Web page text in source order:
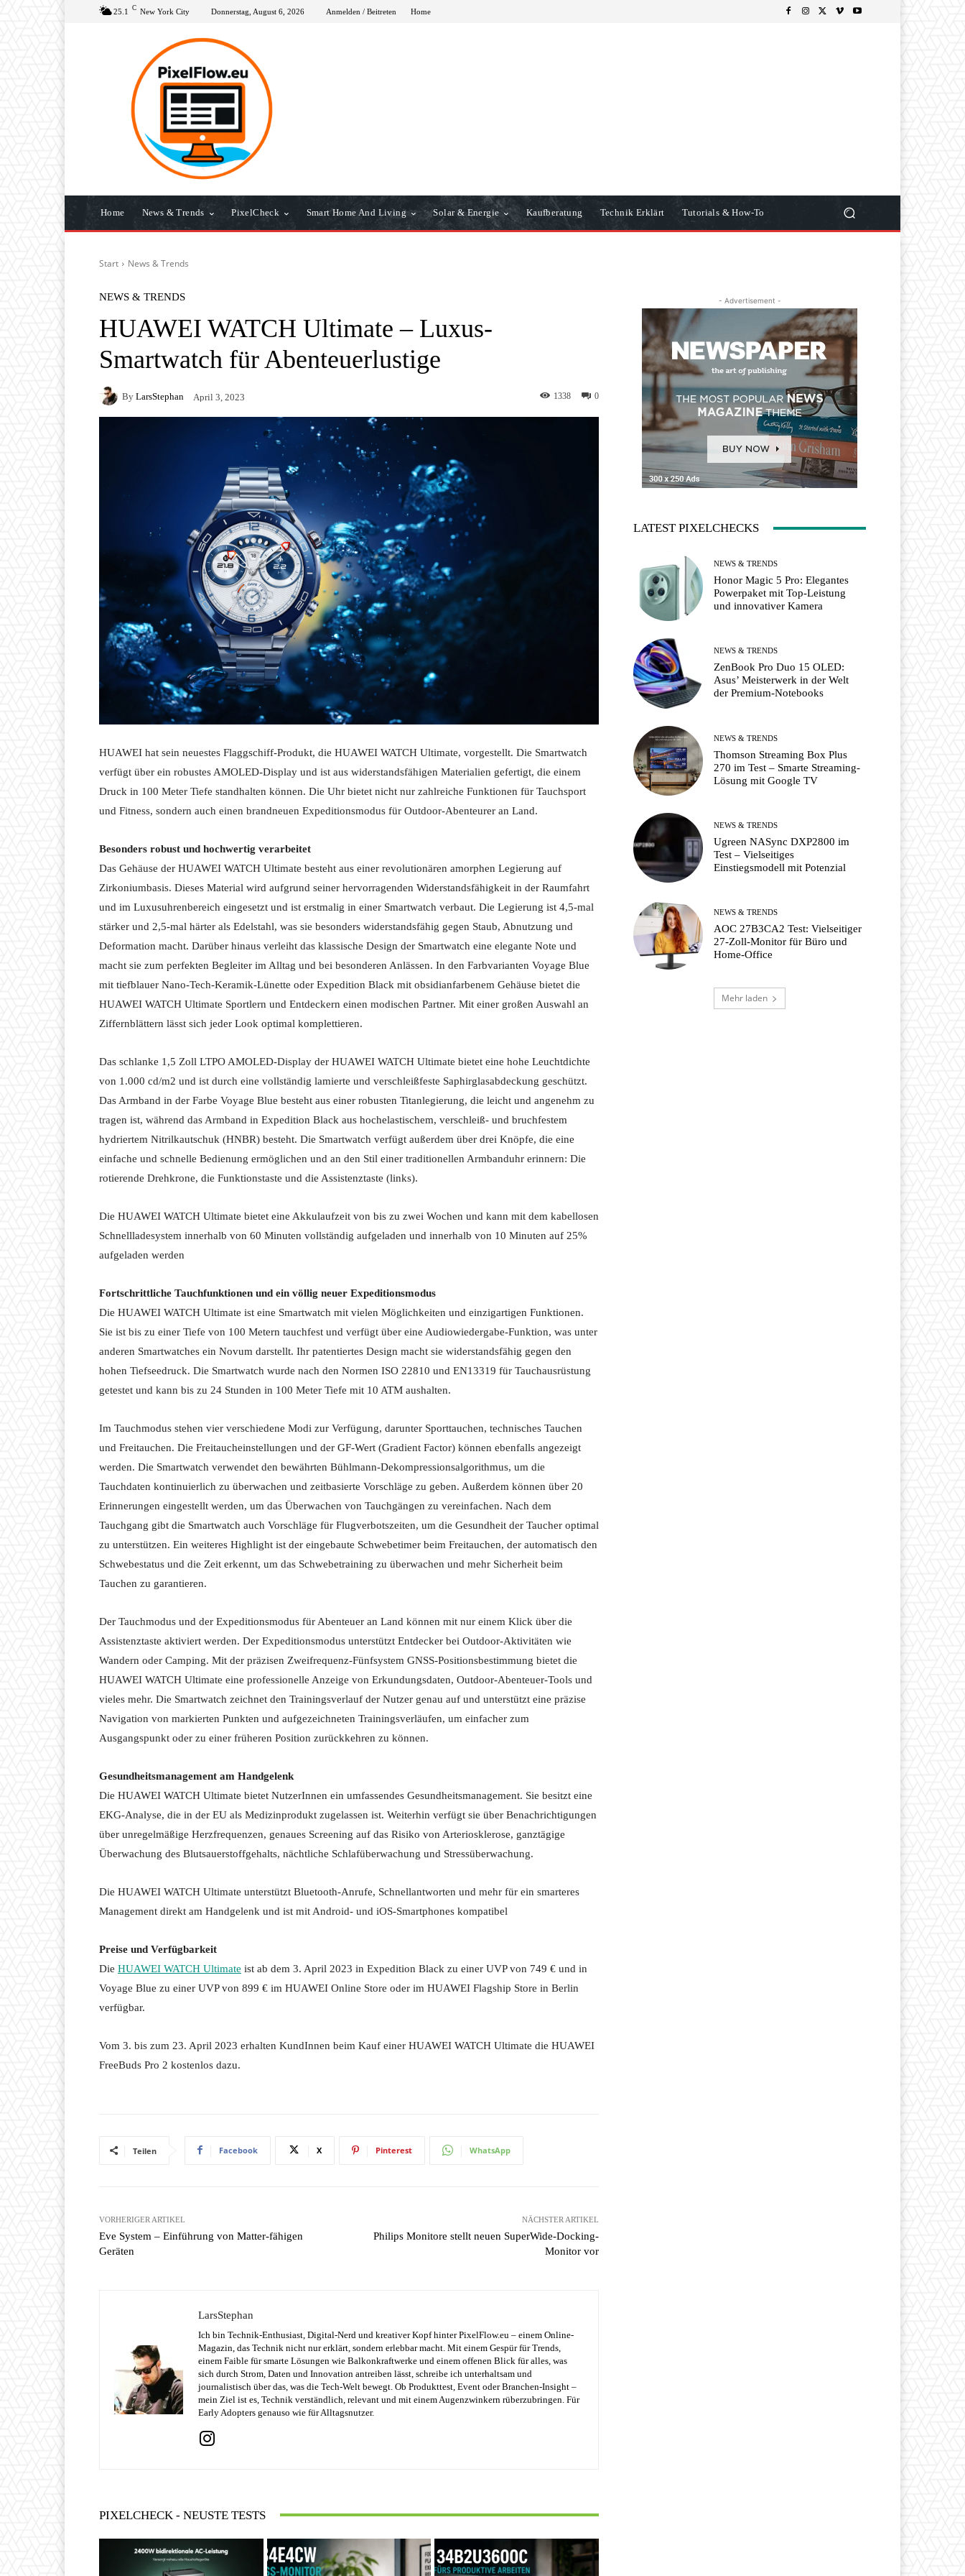
25.1 C New York City Donnerstag, August 6, 2026 Anmelden / Beitreten Home
Home News & Trends PixelCheck Smart Home And Living Solar & Energie Kaufberatung Technik Erklärt Tutorials & How-To
Start News & Trends
NEWS & TRENDS
HUAWEI WATCH Ultimate – Luxus-
Smartwatch für Abenteuerlustige
By LarsStephan April 3, 2023 0
1338
HUAWEI hat sein neuestes Flaggschiff-Produkt, die HUAWEI WATCH Ultimate, vorgestellt. Die Smartwatch
verfügt über ein robustes AMOLED-Display und ist aus widerstandsfähigen Materialien gefertigt, die einem
Druck in 100 Meter Tiefe standhalten können. Die Uhr bietet nicht nur zahlreiche Funktionen für Tauchsport
und Fitness, sondern auch einen brandneuen Expeditionsmodus für Outdoor-Abenteurer an Land.
Besonders robust und hochwertig verarbeitet
Das Gehäuse der HUAWEI WATCH Ultimate besteht aus einer revolutionären amorphen Legierung auf
Zirkoniumbasis. Dieses Material wird aufgrund seiner hervorragenden Widerstandsfähigkeit in der Raumfahrt
und im Luxusuhrenbereich eingesetzt und ist erstmalig in einer Smartwatch verbaut. Die Legierung ist 4,5-mal
stärker und 2,5-mal härter als Edelstahl, was sie besonders widerstandsfähig gegen Staub, Abnutzung und
Deformation macht. Darüber hinaus verleiht das klassische Design der Smartwatch eine elegante Note und
macht sie zum perfekten Begleiter im Alltag und bei besonderen Anlässen. In den Farbvarianten Voyage Blue
mit tiefblauer Nano-Tech-Keramik-Lünette oder Expedition Black mit obsidianfarbenem Gehäuse bietet die
HUAWEI WATCH Ultimate Sportlern und Entdeckern einen modischen Partner. Mit einer großen Auswahl an
Ziffernblättern lässt sich jeder Look optimal komplettieren.
Das schlanke 1,5 Zoll LTPO AMOLED-Display der HUAWEI WATCH Ultimate bietet eine hohe Leuchtdichte
von 1.000 cd/m2 und ist durch eine vollständig lamierte und verschleißfeste Saphirglasabdeckung geschützt.
Das Armband in der Farbe Voyage Blue besteht aus einer robusten Titanlegierung, die leicht und angenehm zu
tragen ist, während das Armband in Expedition Black aus hochelastischem, verschleiß- und bruchfestem
hydriertem Nitrilkautschuk (HNBR) besteht. Die Smartwatch verfügt außerdem über drei Knöpfe, die eine
einfache und schnelle Bedienung ermöglichen und an den Stil einer traditionellen Armbanduhr erinnern: Die
rotierende Drehkrone, die Funktionstaste und die Assistenztaste (links).
Die HUAWEI WATCH Ultimate bietet eine Akkulaufzeit von bis zu zwei Wochen und kann mit dem kabellosen
Schnellladesystem innerhalb von 60 Minuten vollständig aufgeladen und innerhalb von 10 Minuten auf 25%
aufgeladen werden
Fortschrittliche Tauchfunktionen und ein völlig neuer Expeditionsmodus
Die HUAWEI WATCH Ultimate ist eine Smartwatch mit vielen Möglichkeiten und einzigartigen Funktionen.
Sie ist bis zu einer Tiefe von 100 Metern tauchfest und verfügt über eine Audiowiedergabe-Funktion, was unter
anderen Smartwatches ein Novum darstellt. Ihr patentiertes Design macht sie widerstandsfähig gegen den
hohen Tiefseedruck. Die Smartwatch wurde nach den Normen ISO 22810 und EN13319 für Tauchausrüstung
getestet und kann bis zu 24 Stunden in 100 Meter Tiefe mit 10 ATM aushalten.
Im Tauchmodus stehen vier verschiedene Modi zur Verfügung, darunter Sporttauchen, technisches Tauchen
und Freitauchen. Die Freitaucheinstellungen und der GF-Wert (Gradient Factor) können ebenfalls angezeigt
werden. Die Smartwatch verwendet den bewährten Bühlmann-Dekompressionsalgorithmus, um die
Tauchdaten kontinuierlich zu überwachen und zeitbasierte Vorschläge zu geben. Außerdem können über 20
Erinnerungen eingestellt werden, um das Überwachen von Tauchgängen zu vereinfachen. Nach dem
Tauchgang gibt die Smartwatch auch Vorschläge für Flugverbotszeiten, um die Gesundheit der Taucher optimal
zu unterstützen. Ein weiteres Highlight ist der eingebaute Schwebetimer beim Freitauchen, der automatisch den
Schwebestatus und die Zeit erkennt, um das Schwebetraining zu überwachen und mehr Sicherheit beim
Tauchen zu garantieren.
Der Tauchmodus und der Expeditionsmodus für Abenteuer an Land können mit nur einem Klick über die
Assistenztaste aktiviert werden. Der Expeditionsmodus unterstützt Entdecker bei Outdoor-Aktivitäten wie
Wandern oder Camping. Mit der präzisen Zweifrequenz-Fünfsystem GNSS-Positionsbestimmung bietet die
HUAWEI WATCH Ultimate eine professionelle Anzeige von Erkundungsdaten, Outdoor-Abenteuer-Tools und
vieles mehr. Die Smartwatch zeichnet den Trainingsverlauf der Nutzer genau auf und unterstützt eine präzise
Navigation von markierten Punkten und aufgezeichneten Trainingsverläufen, um einfacher zum
Ausgangspunkt oder zu einer früheren Position zurückkehren zu können.
Gesundheitsmanagement am Handgelenk
Die HUAWEI WATCH Ultimate bietet NutzerInnen ein umfassendes Gesundheitsmanagement. Sie besitzt eine
EKG-Analyse, die in der EU als Medizinprodukt zugelassen ist. Weiterhin verfügt sie über Benachrichtigungen
über unregelmäßige Herzfrequenzen, genaues Screening auf das Risiko von Arteriosklerose, ganztägige
Überwachung des Blutsauerstoffgehalts, nächtliche Schlafüberwachung und Stressüberwachung.
Die HUAWEI WATCH Ultimate unterstützt Bluetooth-Anrufe, Schnellantworten und mehr für ein smarteres
Management direkt am Handgelenk und ist mit Android- und iOS-Smartphones kompatibel
Preise und Verfügbarkeit
Die HUAWEI WATCH Ultimate ist ab dem 3. April 2023 in Expedition Black zu einer UVP von 749 € und in
Voyage Blue zu einer UVP von 899 € im HUAWEI Online Store oder im HUAWEI Flagship Store in Berlin
verfügbar.
Vom 3. bis zum 23. April 2023 erhalten KundInnen beim Kauf einer HUAWEI WATCH Ultimate die HUAWEI
FreeBuds Pro 2 kostenlos dazu.
Teilen Facebook X Pinterest WhatsApp
VORHERIGER ARTIKEL
Eve System – Einführung von Matter-fähigen
Geräten
NÄCHSTER ARTIKEL
Philips Monitore stellt neuen SuperWide-Docking-
Monitor vor
LarsStephan
Ich bin Technik-Enthusiast, Digital-Nerd und kreativer Kopf hinter PixelFlow.eu – einem Online-
Magazin, das Technik nicht nur erklärt, sondern erlebbar macht. Mit einem Gespür für Trends,
einem Faible für smarte Lösungen wie Balkonkraftwerke und einem offenen Blick für alles, was
sich durch Strom, Daten und Innovation antreiben lässt, schreibe ich unterhaltsam und
journalistisch über das, was die Tech-Welt bewegt. Ob Produkttest, Event oder Branchen-Insight –
mein Ziel ist es, Technik verständlich, relevant und mit einem Augenzwinkern rüberzubringen. Für
Early Adopters genauso wie für Alltagsnutzer.
PIXELCHECK - NEUSTE TESTS
- Advertisement -
LATEST PIXELCHECKS
NEWS & TRENDS
Honor Magic 5 Pro: Elegantes
Powerpaket mit Top-Leistung
und innovativer Kamera
NEWS & TRENDS
ZenBook Pro Duo 15 OLED:
Asus’ Meisterwerk in der Welt
der Premium-Notebooks
NEWS & TRENDS
Thomson Streaming Box Plus
270 im Test – Smarte Streaming-
Lösung mit Google TV
NEWS & TRENDS
Ugreen NASync DXP2800 im
Test – Vielseitiges
Einstiegsmodell mit Potenzial
NEWS & TRENDS
AOC 27B3CA2 Test: Vielseitiger
27-Zoll-Monitor für Büro und
Home-Office
Mehr laden